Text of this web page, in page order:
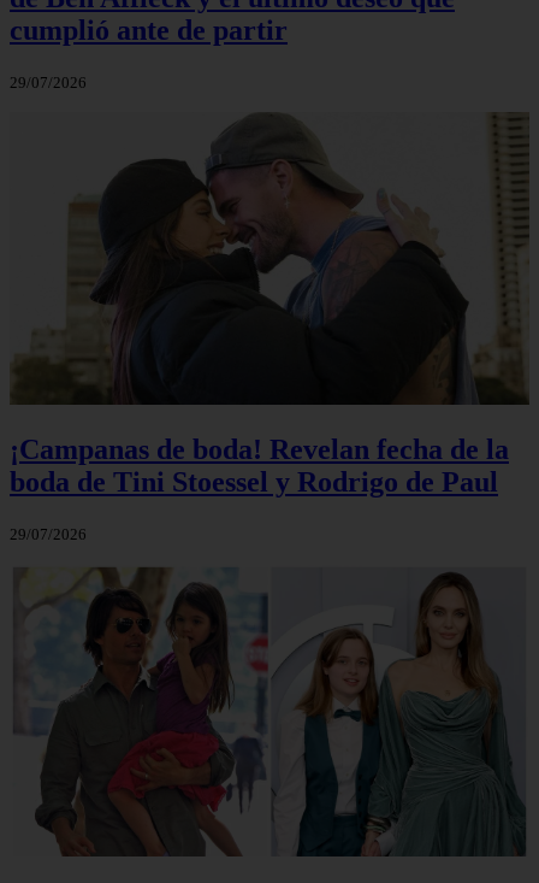
cumplió ante de partir
29/07/2026
¡Campanas de boda! Revelan fecha de la
boda de Tini Stoessel y Rodrigo de Paul
29/07/2026